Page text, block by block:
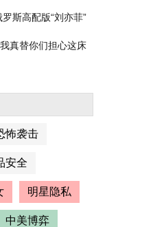
斯高配版“刘亦菲”
真替你们担心这床
怖袭击
安全
明星隐私
中美博弈